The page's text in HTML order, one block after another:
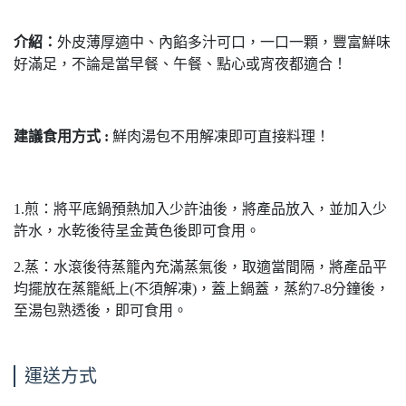
介紹： 外皮薄厚適中、內餡多汁可口，一口一顆，豐富鮮味
好滿足，不論是當早餐、午餐、點心或宵夜都適合！
建議食用方式 : 鮮肉湯包不用解凍即可直接料理！
1.煎：將平底鍋預熱加入少許油後，將產品放入，並加入少
許水，水乾後待呈金黃色後即可食用。
2.蒸：水滾後待蒸籠內充滿蒸氣後，取適當間隔，將產品平
均擺放在蒸籠紙上(不須解凍)，蓋上鍋蓋，蒸約7-8分鐘後，
至湯包熟透後，即可食用。
運送方式